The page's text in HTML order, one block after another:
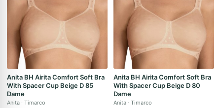
Anita BH Airita Comfort Soft Bra
With Spacer Cup Beige D 85
Dame
Anita Timarco
Anita BH Airita Comfort Soft Bra
With Spacer Cup Beige D 80
Dame
Anita Timarco